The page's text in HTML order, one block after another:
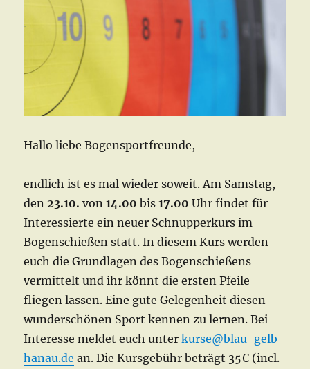
Hallo liebe Bogensportfreunde,
endlich ist es mal wieder soweit. Am Samstag,
den23.10. von 14.00 bis17.00 Uhr findet für
Interessierte ein neuer Schnupperkurs im
Bogenschießen statt. In diesem Kurs werden
euch die Grundlagen des Bogenschießens
vermittelt und ihr könnt die ersten Pfeile
fliegen lassen. Eine gute Gelegenheit diesen
wunderschönen Sport kennen zu lernen. Bei
Interesse meldet euch unterkurse@blau-gelb-
hanau.de an. Die Kursgebühr beträgt 35€ (incl.